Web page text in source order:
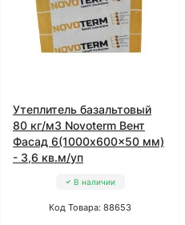
Утеплитель базальтовый
80 кг/м3 Novoterm Вент
Фасад 6(1000x600x50 мм)
- 3,6 кв.м/уп
В наличии
Код Товара: 88653